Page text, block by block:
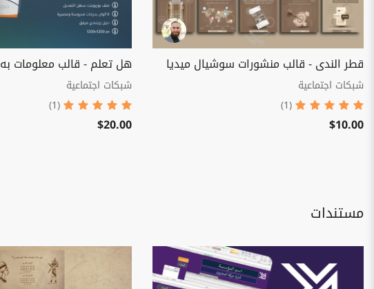
قطر الندى - قالب منشورات سوشيال ميديا
شبكات اجتماعية
(1)
$10.00
هل تعلم - قالب معلومات به 6 ألوان مدروسة
شبكات اجتماعية
(1)
$20.00
مستندات